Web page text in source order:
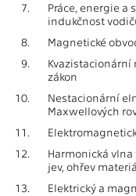
7.
Práce, energie a
indukčnost
8.
Magnetické
9.
Kvazistacionární
zákon
10.
Nestacionární
Maxwellových
11.
12.
Harmonická
jev, ohřev
13.
Elektrický a